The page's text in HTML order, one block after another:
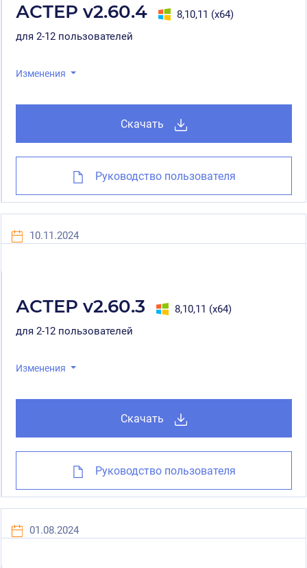
АСТЕР v2.60.4
8,10,11 (x64)
для 2-12 пользователей
Изменения
Скачать
Руководство пользователя
10.11.2024
АСТЕР v2.60.3
8,10,11 (x64)
для 2-12 пользователей
Изменения
Скачать
Руководство пользователя
01.08.2024